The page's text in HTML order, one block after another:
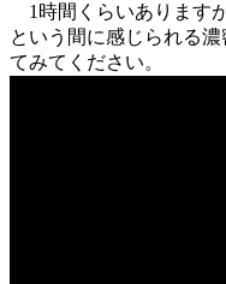
1時間くらいあります
という間に感じられる
てみてください。